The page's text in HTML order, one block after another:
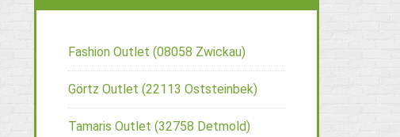
Fashion Outlet (08058 Zwickau)
Görtz Outlet (22113 Oststeinbek)
Tamaris Outlet (32758 Detmold)